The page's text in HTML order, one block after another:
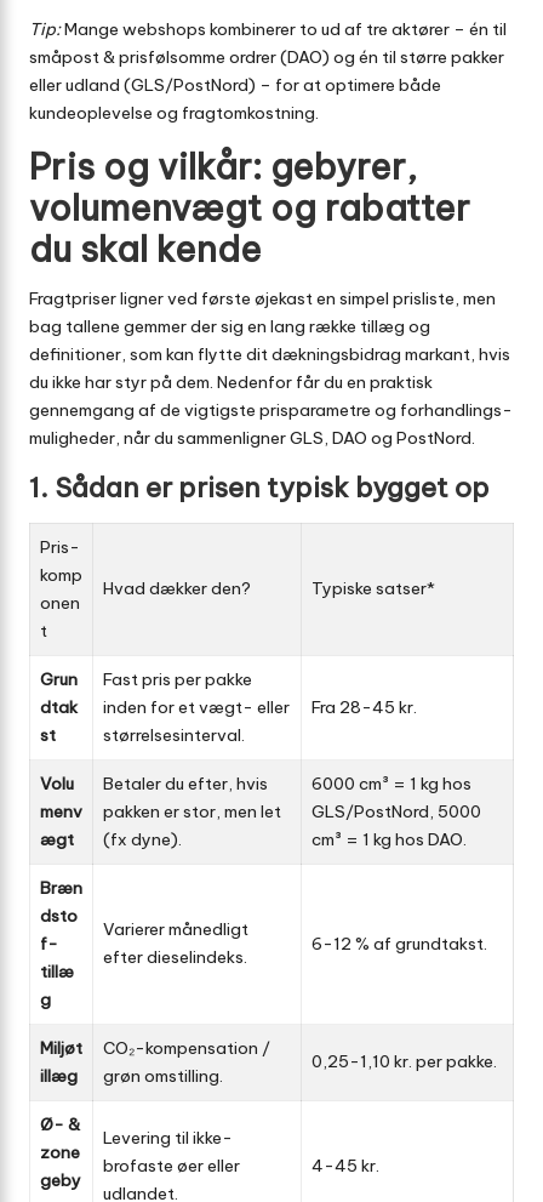
Tip:Mange webshops kombinerer to ud af tre aktører – én til
småpost & prisfølsomme ordrer (DAO) og én til større pakker
eller udland (GLS/PostNord) – for at optimere både
kundeoplevelse og fragtomkostning.
Pris og vilkår: gebyrer,
volumenvægt og rabatter
du skal kende
Fragtpriser ligner ved første øjekast en simpel prisliste, men
bag tallene gemmer der sig en lang række tillæg og
definitioner, som kan flytte dit dæknings­bidrag markant, hvis
du ikke har styr på dem. Nedenfor får du en praktisk
gennemgang af de vigtigste prisparametre og forhandlings­
muligheder, når du sammenligner GLS, DAO og PostNord.
1. Sådan er prisen typisk bygget op
Pris­
komp
onen
t
Hvad dækker den? Typiske satser*
Grun
dtak
st
Fast pris per pakke
inden for et vægt- eller
størrelses­interval.
Fra 28-45 kr.
Volu
menv
ægt
Betaler du efter, hvis
pakken er stor, men let
(fx dyne).
6000 cm³ = 1 kg hos
GLS/PostNord, 5000
cm³ = 1 kg hos DAO.
Bræn
dsto
f­
tillæ
g
Varierer månedligt
efter diesel­indeks.
6-12 % af grundtakst.
Miljø­t
illæg
CO₂-kompensation /
grøn omstilling.
0,25-1,10 kr. per pakke.
Ø- &
zone
geby
Levering til ikke-
brofaste øer eller
udlandet.
4-45 kr.